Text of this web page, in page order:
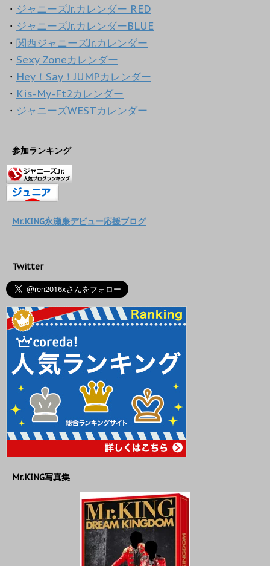
・ ジャニーズJr.カレンダー RED
・ ジャニーズJr.カレンダーBLUE
・ 関西ジャニーズJr.カレンダー
・ Sexy Zoneカレンダー
・ Hey！Say！JUMPカレンダー
・ Kis-My-Ft2カレンダー
・ ジャニーズWESTカレンダー
参加ランキング
Mr.KING永瀬廉デビュー応援ブログ
Twitter
Mr.KING写真集